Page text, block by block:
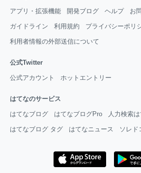
アプリ・拡張機能 開発ブログ ヘルプ お
ガイドライン 利用規約 プライバシーポリ
利用者情報の外部送信について
公式Twitter
公式アカウント ホットエントリー
はてなのサービス
はてなブログ はてなブログPro 人力検索
はてなブログ タグ はてなニュース ソレド